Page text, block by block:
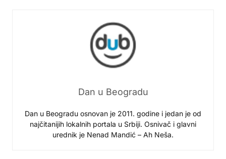
Dan u Beogradu
Dan u Beogradu osnovan je 2011. godine i jedan je od
najčitanijih lokalnih portala u Srbiji. Osnivač i glavni
urednik je Nenad Mandić – Ah Neša.